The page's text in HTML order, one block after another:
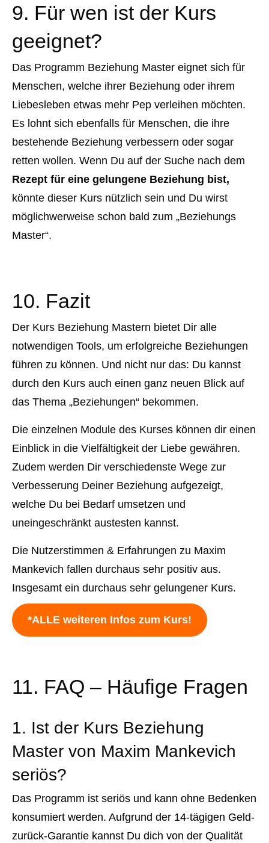
9. Für wen ist der Kurs
geeignet?
Das Programm Beziehung Master eignet sich für
Menschen, welche ihrer Beziehung oder ihrem
Liebesleben etwas mehr Pep verleihen möchten.
Es lohnt sich ebenfalls für Menschen, die ihre
bestehende Beziehung verbessern oder sogar
retten wollen. Wenn Du auf der Suche nach dem
Rezept für eine gelungene Beziehung bist,
könnte dieser Kurs nützlich sein und Du wirst
möglichwerweise schon bald zum „Beziehungs
Master“.
10. Fazit
Der Kurs Beziehung Mastern bietet Dir alle
notwendigen Tools, um erfolgreiche Beziehungen
führen zu können. Und nicht nur das: Du kannst
durch den Kurs auch einen ganz neuen Blick auf
das Thema „Beziehungen“ bekommen.
Die einzelnen Module des Kurses können dir einen
Einblick in die Vielfältigkeit der Liebe gewähren.
Zudem werden Dir verschiedenste Wege zur
Verbesserung Deiner Beziehung aufgezeigt,
welche Du bei Bedarf umsetzen und
uneingeschränkt austesten kannst.
Die Nutzerstimmen & Erfahrungen zu Maxim
Mankevich fallen durchaus sehr positiv aus.
Insgesamt ein durchaus sehr gelungener Kurs.
*ALLE weiteren Infos zum Kurs!
11. FAQ – Häufige Fragen
1. Ist der Kurs Beziehung
Master von Maxim Mankevich
seriös?
Das Programm ist seriös und kann ohne Bedenken
konsumiert werden. Aufgrund der 14-tägigen Geld-
zurück-Garantie kannst Du dich von der Qualität